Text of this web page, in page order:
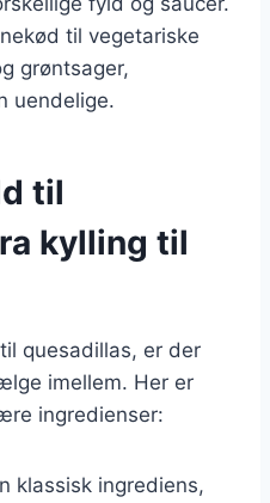
til vegetariske
grøntsager,
uendelige.
til
kylling til
quesadillas, er der
imellem. Her er
ingredienser:
klassisk ingrediens,